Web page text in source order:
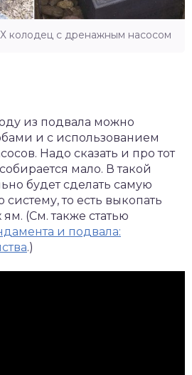
колодец с дренажным насосом
из подвала можно
и с использованием
Надо сказать и про тот
мало. В такой
будет сделать самую
то есть выкопать
(См. также статью
и подвала:
.)